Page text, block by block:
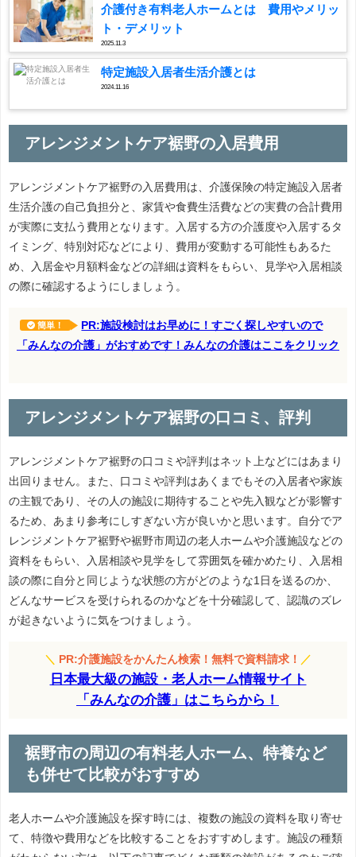
介護付き有料老人ホームとは 費用やメリッ
ト・デメリット
2025.11.3
特定施設入居者生活介護とは
2024.11.16
アレンジメントケア裾野の入居費用
アレンジメントケア裾野の入居費用は、介護保険の特定施設入居者
生活介護の自己負担分と、家賃や食費生活費などの実費の合計費用
が実際に支払う費用となります。入居する方の介護度や入居するタ
イミング、特別対応などにより、費用が変動する可能性もあるた
め、入居金や月額料金などの詳細は資料をもらい、見学や入居相談
の際に確認するようにしましょう。
簡単！
PR:施設検討はお早めに！すごく探しやすいので
「みんなの介護」がおすめです！みんなの介護はここをクリック
アレンジメントケア裾野の口コミ、評判
アレンジメントケア裾野の口コミや評判はネット上などにはあまり
出回りません。また、口コミや評判はあくまでもその入居者や家族
の主観であり、その人の施設に期待することや先入観などが影響す
るため、あまり参考にしすぎない方が良いかと思います。自分でア
レンジメントケア裾野や裾野市周辺の老人ホームや介護施設などの
資料をもらい、入居相談や見学をして雰囲気を確かめたり、入居相
談の際に自分と同じような状態の方がどのような1日を送るのか、
どんなサービスを受けられるのかなどを十分確認して、認識のズレ
が起きないように気をつけましょう。
＼ PR:介護施設をかんたん検索！無料で資料請求！ ／
日本最大級の施設・老人ホーム情報サイト
「みんなの介護」はこちらから！
裾野市の周辺の有料老人ホーム、特養など
も併せて比較がおすすめ
老人ホームや介護施設を探す時には、複数の施設の資料を取り寄せ
て、特徴や費用などを比較することをおすすめします。施設の種類